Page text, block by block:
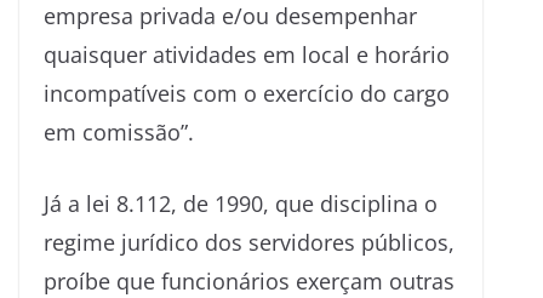
empresa privada e/ou desempenhar
quaisquer atividades em local e horário
incompatíveis com o exercício do cargo
em comissão”.
Já a lei 8.112, de 1990, que disciplina o
regime jurídico dos servidores públicos,
proíbe que funcionários exerçam outras